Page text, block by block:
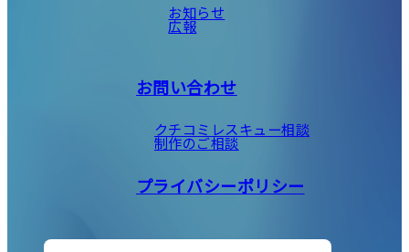
お知らせ
広報
お問い合わせ
クチコミレスキュー相談
制作のご相談
プライバシーポリシー